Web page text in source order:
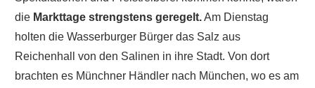
die Markttage strengstens geregelt.Am Dienstag
holten die Wasserburger Bürger das Salz aus
Reichenhall von den Salinen in ihre Stadt. Von dort
brachten es Münchner Händler nach München, wo es am